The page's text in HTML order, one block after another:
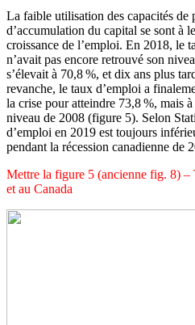
La faible utilisation des capacités de
d’accumulation du capital se sont à
croissance de l’emploi. En 2018, le
n’avait pas encore retrouvé son
s’élevait à 70,8 %, et dix ans plus
revanche, le taux d’emploi a
la crise pour atteindre 73,8 %, mais
niveau de 2008 (figure 5). Selon
d’emploi en 2019 est toujours
pendant la récession canadienne de
Mettre la figure 5 (ancienne fig. 8) –
et au Canada